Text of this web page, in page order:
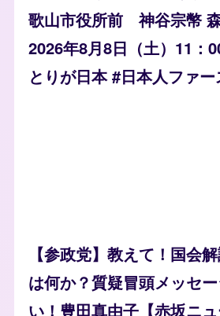
歌山市役所前 神谷宗幣
2026年8月8日（土）11：
とりが日本 #日本人ファ
【参政党】教えて！国会
は何か？質疑冒頭メッセ
い！豊田真由子【赤坂ニュ